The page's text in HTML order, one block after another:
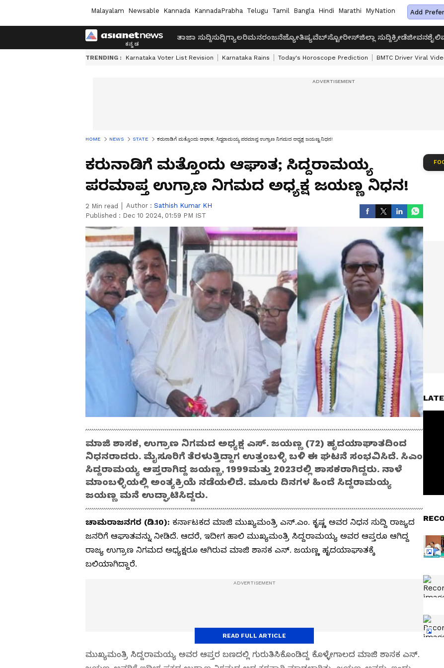
Malayalam Newsable Kannada KannadaPrabha Telugu Tamil Bangla Hindi Marathi MyNation Add
ತಾಜಾ ಸುದ್ದಿಸುದ್ದಿಗ್ಯಾಲರಿಮನರಂಜನೆಜ್ಯೋತಿಷ್ಯವೆಬ್‌ಸ್ಟೋರೀಸ್ಜಿಲ್ಲಾ ಸುದ್ದಿಕ್ರೀಡೆಜೀವನಶೈಲಿ
TRENDING : Karnataka Voter List Revision Karnataka Rains Today's Horoscope Prediction BMTC Driver Viral
HOME NEWS STATE ಕರುನಾಡಿಗೆ ಮತ್ತೊಂದು ಆಘಾತ; ಸಿದ್ದರಾಮಯ್ಯ ಪರಮಾಪ್ತ ಉಗ್ರಾಣ ನಿಗಮದ ಅಧ್ಯಕ್ಷ ಜಯಣ್ಣ ನಿಧನ!
ಕರುನಾಡಿಗೆ ಮತ್ತೊಂದು ಆಘಾತ; ಸಿದ್ದರಾಮಯ್ಯ
ಪರಮಾಪ್ತ ಉಗ್ರಾಣ ನಿಗಮದ ಅಧ್ಯಕ್ಷ ಜಯಣ್ಣ ನಿಧನ!
2 Min read Author : Sathish Kumar KH
Published : Dec 10 2024, 01:59 PM IST
ಮಾಜಿ ಶಾಸಕ, ಉಗ್ರಾಣ ನಿಗಮದ ಅಧ್ಯಕ್ಷ ಎಸ್. ಜಯಣ್ಣ (72) ಹೃದಯಾಘಾತದಿಂದ
ನಿಧನರಾದರು. ಮೈಸೂರಿಗೆ ತೆರಳುತ್ತಿದ್ದಾಗ ಉತ್ತಂಬಳ್ಳಿ ಬಳಿ ಈ ಘಟನೆ ಸಂಭವಿಸಿದೆ. ಸಿಎಂ
ಸಿದ್ದರಾಮಯ್ಯ ಆಪ್ತರಾಗಿದ್ದ ಜಯಣ್ಣ, 1999ಮತ್ತು 2023ರಲ್ಲಿ ಶಾಸಕರಾಗಿದ್ದರು. ನಾಳೆ
ಮಾಂಬಳ್ಳಿಯಲ್ಲಿ ಅಂತ್ಯಕ್ರಿಯೆ ನಡೆಯಲಿದೆ. ಮೂರು ದಿನಗಳ ಹಿಂದೆ ಸಿದ್ದರಾಮಯ್ಯ
ಜಯಣ್ಣ ಮನೆ ಉದ್ಘಾಟಿಸಿದ್ದರು.
ಚಾಮರಾಜನಗರ (ಡಿ.10): ಕರ್ನಾಟಕದ ಮಾಜಿ ಮುಖ್ಯಮಂತ್ರಿ ಎಸ್.ಎಂ. ಕೃಷ್ಣ ಅವರ ನಿಧನ ಸುದ್ದಿ ರಾಜ್ಯದ
ಜನರಿಗೆ ಆಘಾತವನ್ನು ನೀಡಿದೆ. ಆದರೆ, ಇದೀಗ ಹಾಲಿ ಮುಖ್ಯಮಂತ್ರಿ ಸಿದ್ದರಾಮಯ್ಯ ಅವರ ಆಪ್ತರೂ ಆಗಿದ್ದ
ರಾಜ್ಯ ಉಗ್ರಾಣ ನಿಗಮದ ಅಧ್ಯಕ್ಷರೂ ಆಗಿರುವ ಮಾಜಿ ಶಾಸಕ ಎಸ್. ಜಯಣ್ಣ ಹೃದಯಾಘಾತಕ್ಕೆ
ಬಲಿಯಾಗಿದ್ದಾರೆ.
ಮುಖ್ಯಮಂತ್ರಿ ಸಿದ್ದರಾಮಯ್ಯ ಅವರ ಆಪ್ತರ ಬಣದಲ್ಲಿ ಗುರುತಿಸಿಕೊಂಡಿದ್ದ ಕೊಳ್ಳೇಗಾಲದ ಮಾಜಿ ಶಾಸಕ ಎಸ್.
READ FULL ARTICLE